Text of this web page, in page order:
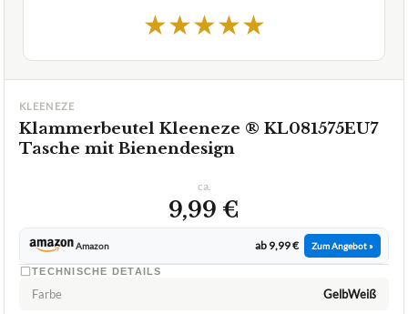
★★★★★
KLEENEZE
Klammerbeutel Kleeneze ® KL081575EU7
Tasche mit Bienendesign
ca.
9,99 €
Amazon ab 9,99 € Zum Angebot »
TECHNISCHE DETAILS
Farbe GelbWeiß